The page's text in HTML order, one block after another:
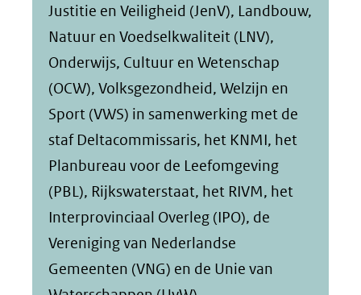
Justitie en Veiligheid (JenV), Landbouw,
Natuur en Voedselkwaliteit (LNV),
Onderwijs, Cultuur en Wetenschap
(OCW), Volksgezondheid, Welzijn en
Sport (VWS) in samenwerking met de
staf Deltacommissaris, het KNMI, het
Planbureau voor de Leefomgeving
(PBL), Rijkswaterstaat, het RIVM, het
Interprovinciaal Overleg (IPO), de
Vereniging van Nederlandse
Gemeenten (VNG) en de Unie van